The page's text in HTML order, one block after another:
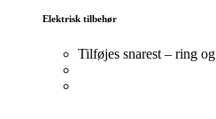
Elektrisk tilbehør
Tilføjes snarest – ring